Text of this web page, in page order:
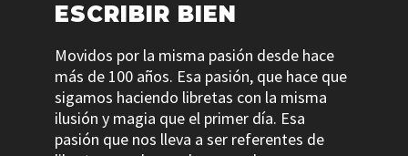
ESCRIBIR BIEN
Movidos por la misma pasión desde hace
más de 100 años. Esa pasión, que hace que
sigamos haciendo libretas con la misma
ilusión y magia que el primer día. Esa
pasión que nos lleva a ser referentes de